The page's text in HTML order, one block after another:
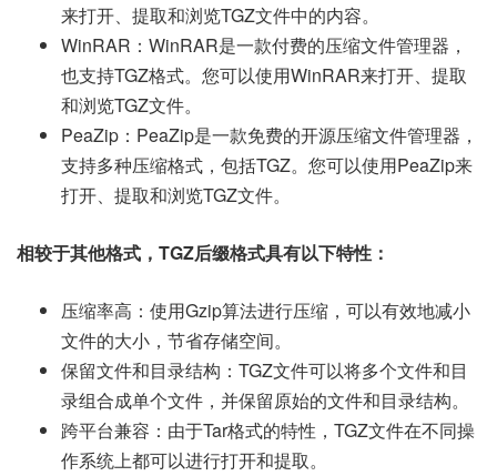
来打开、提取和浏览TGZ文件中的内容。
WinRAR：WinRAR是一款付费的压缩文件管理器，
也支持TGZ格式。您可以使用WinRAR来打开、提取
和浏览TGZ文件。
PeaZip：PeaZip是一款免费的开源压缩文件管理器，
支持多种压缩格式，包括TGZ。您可以使用PeaZip来
打开、提取和浏览TGZ文件。
相较于其他格式，TGZ后缀格式具有以下特性：
压缩率高：使用Gzip算法进行压缩，可以有效地减小
文件的大小，节省存储空间。
保留文件和目录结构：TGZ文件可以将多个文件和目
录组合成单个文件，并保留原始的文件和目录结构。
跨平台兼容：由于Tar格式的特性，TGZ文件在不同操
作系统上都可以进行打开和提取。